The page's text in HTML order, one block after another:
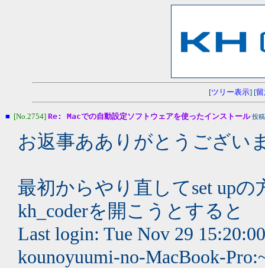
[ツリー表示] [留
■ [No.2754] Re: Macでの自動設定ソフトウェアを使ったインストール 投
お返事あありがとうござい
最初からやり直してset up
kh_coderを開こうとすると
Last login: Tue Nov 29
kounoyuumi-no-MacBook-